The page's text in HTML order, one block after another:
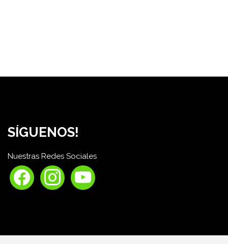
SÍGUENOS!
Nuestras Redes Sociales
facebookinstagramyoutube